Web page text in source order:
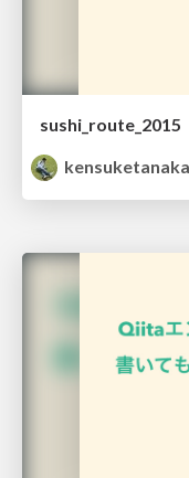
sushi_route_2015
kensuketanaka